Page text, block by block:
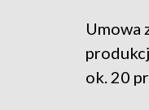
Umowa
ok. 20